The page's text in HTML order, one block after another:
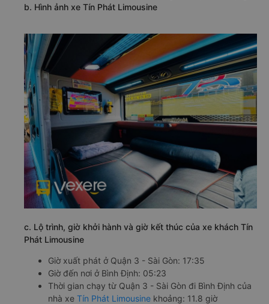
b. Hình ảnh xe Tín Phát Limousine
c. Lộ trình, giờ khởi hành và giờ kết thúc của xe khách Tín
Phát Limousine
Giờ xuất phát ở Quận 3 - Sài Gòn: 17:35
Giờ đến nơi ở Bình Định: 05:23
Thời gian chạy từ Quận 3 - Sài Gòn đi Bình Định của
nhà xe Tín Phát Limousine khoảng: 11.8 giờ